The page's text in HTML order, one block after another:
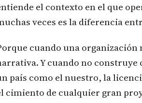
el contexto en el que
veces es la diferencia
cuando una
Y cuando no
país como el nuestro, la
cimiento de cualquier gran